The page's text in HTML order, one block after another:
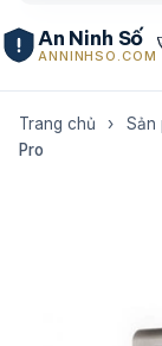
An Ninh Số
ANNINHSO.COM
Trang chủ › Sản
Pro